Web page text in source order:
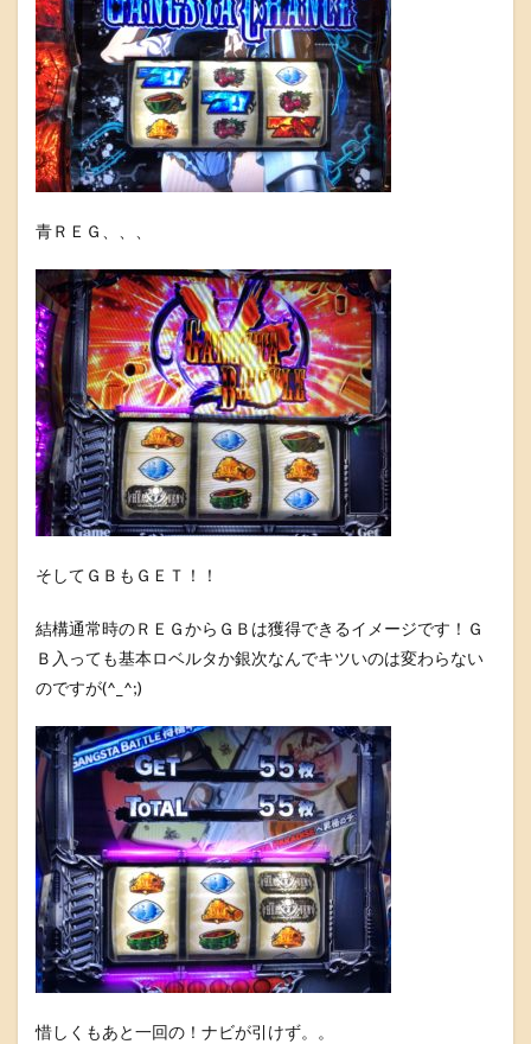
青ＲＥＧ、、、
そしてＧＢもＧＥＴ！！
結構通常時のＲＥＧからＧＢは獲得できるイメージです！Ｇ
Ｂ入っても基本ロベルタか銀次なんでキツいのは変わらない
のですが(^_^;)
惜しくもあと一回の！ナビが引けず。。